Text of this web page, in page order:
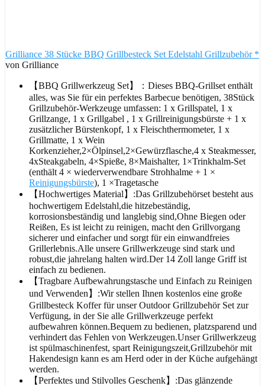
Grilliance 38 Stücke BBQ Grillbesteck Set Edelstahl Grillzubehör *
von Grilliance
【BBQ Grillwerkzeug Set】：Dieses BBQ-Grillset enthält
alles, was Sie für ein perfektes Barbecue benötigen, 38Stück
Grillzubehör-Werkzeuge umfassen: 1 x Grillspatel, 1 x
Grillzange, 1 x Grillgabel , 1 x Grillreinigungsbürste + 1 x
zusätzlicher Bürstenkopf, 1 x Fleischthermometer, 1 x
Grillmatte, 1 x Wein
Korkenzieher,2×Ölpinsel,2×Gewürzflasche,4 x Steakmesser,
4xSteakgabeln, 4×Spieße, 8×Maishalter, 1×Trinkhalm-Set
(enthält 4 × wiederverwendbare Strohhalme + 1 ×
Reinigungsbürste), 1 ×Tragetasche
【Hochwertiges Material】:Das Grillzubehörset besteht aus
hochwertigem Edelstahl,die hitzebeständig,
korrosionsbeständig und langlebig sind,Ohne Biegen oder
Reißen, Es ist leicht zu reinigen, macht den Grillvorgang
sicherer und einfacher und sorgt für ein einwandfreies
Grillerlebnis.Alle unsere Grillwerkzeuge sind stark und
robust,die jahrelang halten wird.Der 14 Zoll lange Griff ist
einfach zu bedienen.
【Tragbare Aufbewahrungstasche und Einfach zu Reinigen
und Verwenden】:Wir stellen Ihnen kostenlos eine große
Grillbesteck Koffer für unser Outdoor Grillzubehör Set zur
Verfügung, in der Sie alle Grillwerkzeuge perfekt
aufbewahren können.Bequem zu bedienen, platzsparend und
verhindert das Fehlen von Werkzeugen.Unser Grillwerkzeug
ist spülmaschinenfest, spart Reinigungszeit,Grillzubehör mit
Hakendesign kann es am Herd oder in der Küche aufgehängt
werden.
【Perfektes und Stilvolles Geschenk】:Das glänzende